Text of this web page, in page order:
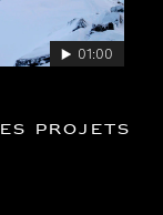
01:00
projets